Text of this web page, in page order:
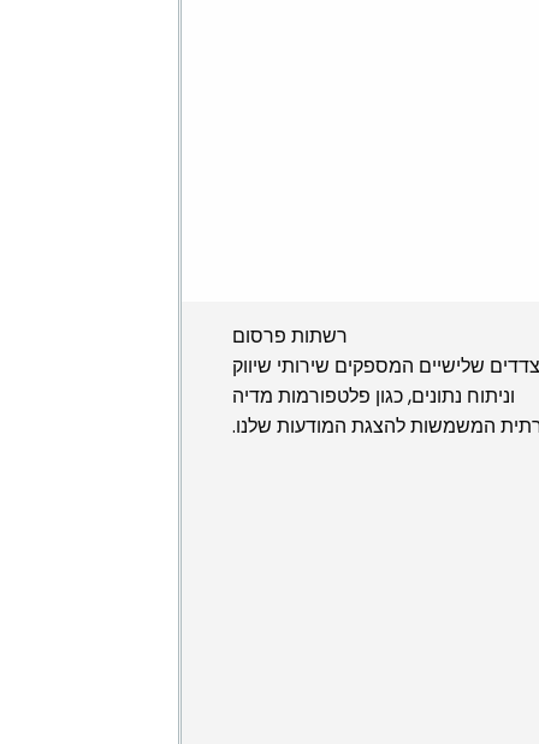
רשתות פרסום
צדדים שלישיים המספקים שירותי שיווק
וניתוח נתונים, כגון פלטפורמות מדיה
המשמשות להצגת המודעות שלנו.